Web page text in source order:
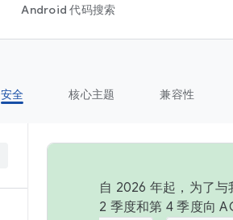
Android 代码搜索
安全 核心主题 兼容性
自 2026 年起，为了
2 季度和第 4 季度向